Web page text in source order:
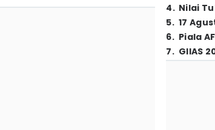
4. Nilai
5. 17
6. Piala
7. GIIAS